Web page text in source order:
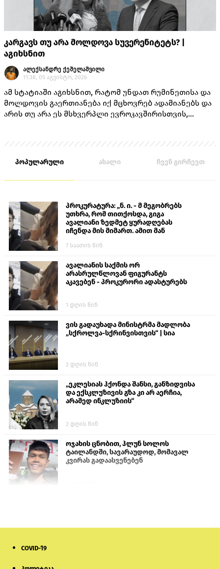
კარგავს თუ არა მოლდოვა სუვერენიტეტს? |
აგიხსნით
ალექსანდრე ქეშელაშვილი
11:38, 05 აგვისტო, 2026
ამ სტატიაში აგიხსნით, რატომ უნდათ რუმინეთისა და
მოლდოვის გაერთიანება იქ მცხოვრებ ადამიანებს და
არის თუ არა ეს მსხვერპლი ევროკავშირისთვის,
პოპულარული ახალი ჩვენ გირჩევთ
პროკურატურა: „ნ. ი. - მ მეგობრებს
უთხრა, რომ თითქოსდა, გიგა
ავალიანი ზედმეტ ყურადღებას
იჩენდა მის მიმართ. ამით მან
თავს დასხმოდა გიგა ავალიანს“
7 საათის წინ
ავალიანის საქმის ორ
არასრულწლოვან ფიგურანტს
აკავებენ - პროკურორი ადასტურებს
1 დღის წინ
ვის გადაუხადა მინისტრმა მადლობა
„სქროლვა-სქრინვისთვის“ | სია
2 დღის წინ
„ეკლესიას ჰქონდა შანსი, განზიდვისა
და ექსკლუზივის გზა კი არ აერჩია,
არამედ ინკლუზიის“
2 დღის წინ
ოჯახის ცნობით, ჰლუნ სოლოს
ტაილანდში, სავარაუდოდ, მომავალ
კვირას გადაასვენებენ
COVID-19